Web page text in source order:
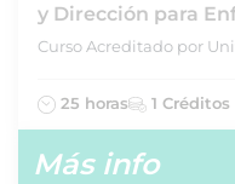
y Dirección para
Curso Acreditado por
25 horas 1 Créditos
Más info